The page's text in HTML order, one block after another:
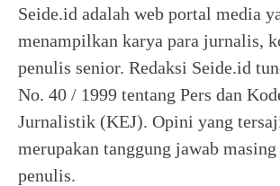
Seide.id adalah web portal media
menampilkan karya para jurnalis,
penulis senior. Redaksi Seide.id
No. 40 / 1999 tentang Pers dan
Jurnalistik (KEJ). Opini yang
merupakan tanggung jawab
penulis.